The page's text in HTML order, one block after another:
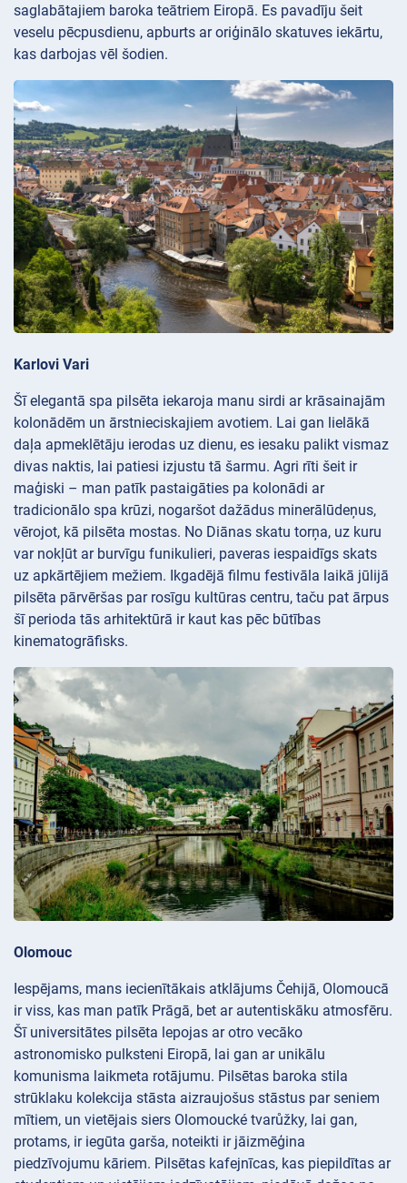
saglabātajiem baroka teātriem Eiropā. Es pavadīju šeit
veselu pēcpusdienu, apburts ar oriģinālo skatuves iekārtu,
kas darbojas vēl šodien.
Karlovi Vari
Šī elegantā spa pilsēta iekaroja manu sirdi ar krāsainajām
kolonādēm un ārstnieciskajiem avotiem. Lai gan lielākā
daļa apmeklētāju ierodas uz dienu, es iesaku palikt vismaz
divas naktis, lai patiesi izjustu tā šarmu. Agri rīti šeit ir
maģiski – man patīk pastaigāties pa kolonādi ar
tradicionālo spa krūzi, nogaršot dažādus minerālūdeņus,
vērojot, kā pilsēta mostas. No Diānas skatu torņa, uz kuru
var nokļūt ar burvīgu funikulieri, paveras iespaidīgs skats
uz apkārtējiem mežiem. Ikgadējā filmu festivāla laikā jūlijā
pilsēta pārvēršas par rosīgu kultūras centru, taču pat ārpus
šī perioda tās arhitektūrā ir kaut kas pēc būtības
kinematogrāfisks.
Olomouc
Iespējams, mans iecienītākais atklājums Čehijā, Olomoucā
ir viss, kas man patīk Prāgā, bet ar autentiskāku atmosfēru.
Šī universitātes pilsēta lepojas ar otro vecāko
astronomisko pulksteni Eiropā, lai gan ar unikālu
komunisma laikmeta rotājumu. Pilsētas baroka stila
strūklaku kolekcija stāsta aizraujošus stāstus par seniem
mītiem, un vietējais siers Olomoucké tvarůžky, lai gan,
protams, ir iegūta garša, noteikti ir jāizmēģina
piedzīvojumu kāriem. Pilsētas kafejnīcas, kas piepildītas ar